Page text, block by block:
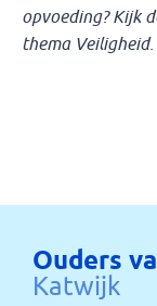
opvoeding? Kijk
thema Veiligheid.
Ouders
Katwijk